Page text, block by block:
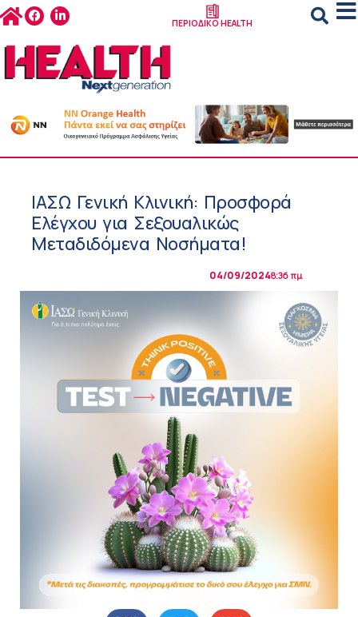
ΠΕΡΙΟΔΙΚΟ HEALTH
ΙΑΣΩ Γενική Κλινική: Προσφορά
Ελέγχου για Σεξουαλικώς
Μεταδιδόμενα Νοσήματα!
04/09/20248:36 πμ